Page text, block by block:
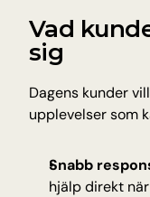
Antagning,
Bokningar,
Vad
sig
Dagens kunder
upplevelser som
Snabb
hjälp direkt